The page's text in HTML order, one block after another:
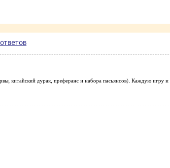
китайский дурак, преферанс и набора пасьянсов). Каждую игру